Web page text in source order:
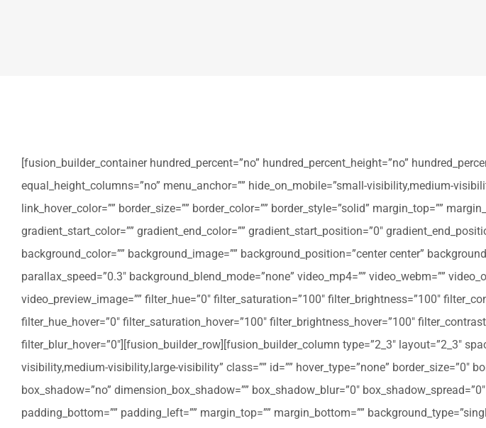
[fusion_builder_container hundred_percent=”no” hundred_percent_height=”no”
equal_height_columns=”no” menu_anchor=”” hide_on_mobile=”small-visibility,medium-
link_hover_color=”” border_size=”” border_color=”” border_style=”solid” margin_top=””
gradient_start_color=”” gradient_end_color=”” gradient_start_position=”0″
background_color=”” background_image=”” background_position=”center center”
parallax_speed=”0.3″ background_blend_mode=”none” video_mp4=”” video_webm=””
video_preview_image=”” filter_hue=”0″ filter_saturation=”100″ filter_brightness=”100″
filter_hue_hover=”0″ filter_saturation_hover=”100″ filter_brightness_hover=”100″
filter_blur_hover=”0″][fusion_builder_row][fusion_builder_column type=”2_3″ layout=”2_3″
visibility,medium-visibility,large-visibility” class=”” id=”” hover_type=”none” border_size=”0″
box_shadow=”no” dimension_box_shadow=”” box_shadow_blur=”0″
padding_bottom=”” padding_left=”” margin_top=”” margin_bottom=””